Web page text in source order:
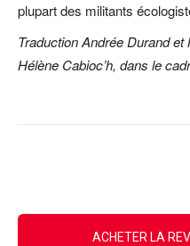
plupart des militants
Traduction Andrée Durand
Hélène Cabioc’h, dans le
ACHETER LA